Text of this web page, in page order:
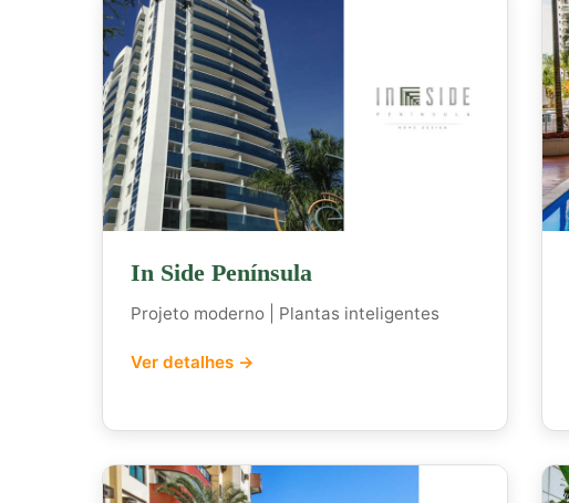
In Side Península
Projeto moderno | Plantas inteligentes
Ver detalhes →